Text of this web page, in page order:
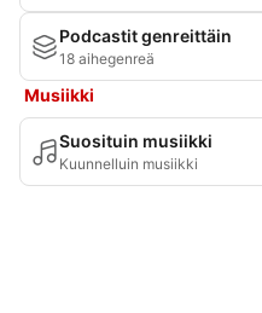
Podcastit genreittäin
18 aihegenreä
Musiikki
Suosituin musiikki
Kuunnelluin musiikki